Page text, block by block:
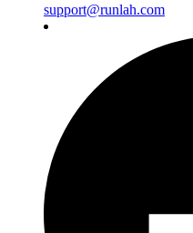
support@runlah.com